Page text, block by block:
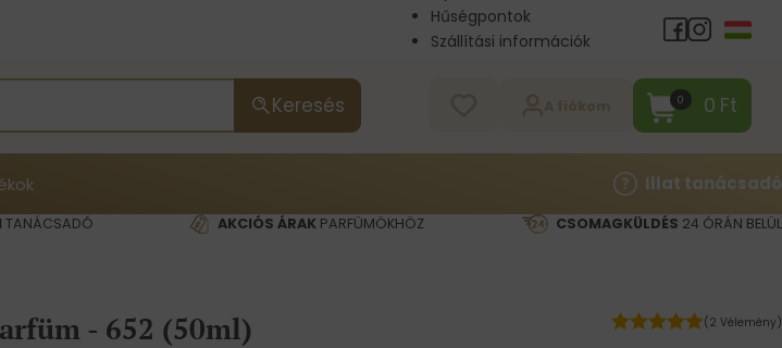
Hűségpontok
Szállítási információk
Keresés 0 0 Ft
Illat tanácsadó
TANÁCSADÓ AKCIÓS ÁRAKPARFÜMÖKHÖZ CSOMAGKÜLDÉS 24 ÓRÁN BELÜL
- 652 (50ml) (2 Vélemény)